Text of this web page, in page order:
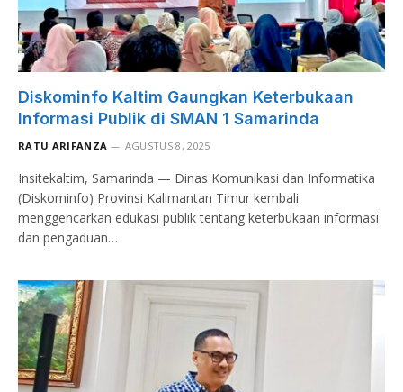
Diskominfo Kaltim Gaungkan Keterbukaan
Informasi Publik di SMAN 1 Samarinda
RATU ARIFANZA AGUSTUS 8, 2025
Insitekaltim, Samarinda — Dinas Komunikasi dan Informatika
(Diskominfo) Provinsi Kalimantan Timur kembali
menggencarkan edukasi publik tentang keterbukaan informasi
dan pengaduan…